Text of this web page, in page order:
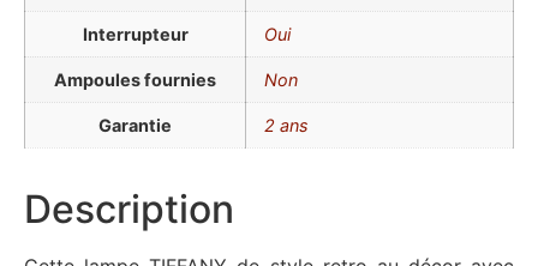
Interrupteur Oui
Ampoules fournies Non
Garantie 2 ans
Description